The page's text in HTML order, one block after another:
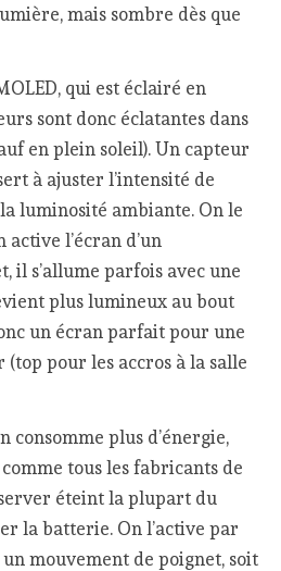
mais sombre dès que
qui est éclairé en
sont donc éclatantes dans
en plein soleil). Un capteur
à ajuster l’intensité de
luminosité ambiante. On le
l’écran d’un
il s’allume parfois avec une
plus lumineux au bout
un écran parfait pour une
pour les accros à la salle
consomme plus d’énergie,
tous les fabricants de
éteint la plupart du
la batterie. On l’active par
mouvement de poignet, soit